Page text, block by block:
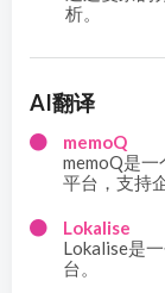
析。
AI翻译
memoQ
memoQ是
平台，支持
Lokalise
Lokalise是
台。